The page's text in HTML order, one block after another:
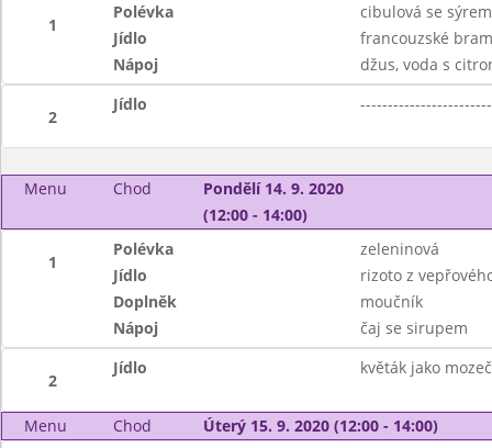
1
Polévka
cibulová se sýrem
Jídlo
francouzské
Nápoj
džus, voda s
2
Jídlo
Menu Chod
Pondělí 14. 9. 2020
(12:00 - 14:00)
1
Polévka
zeleninová
Jídlo
rizoto z
Doplněk
moučník
Nápoj
čaj se sirupem
2
Jídlo květák jako
Menu Chod Úterý 15. 9. 2020 (12:00 - 14:00)